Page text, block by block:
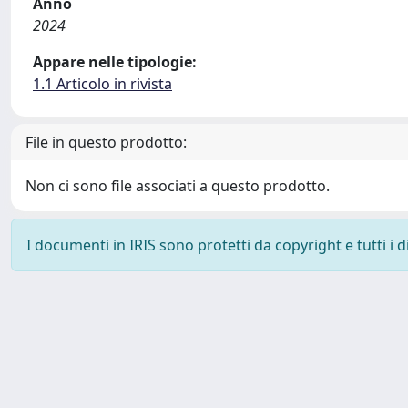
2024
Appare nelle tipologie:
1.1 Articolo in rivista
File in questo prodotto:
Non ci sono file associati a questo prodotto.
I documenti in IRIS sono protetti da copyright e tutti i